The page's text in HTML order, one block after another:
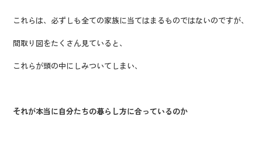
これらは、必ずしも全ての家族に当てはまるものではないのですが、
間取り図をたくさん見ていると、
これらが頭の中にしみついてしまい、
それが本当に自分たちの暮らし方に合っているのか